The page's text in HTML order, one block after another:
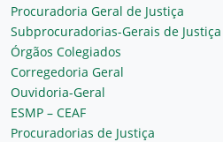
Procuradoria Geral de Justiça
Subprocuradorias-Gerais de Justiça
Órgãos Colegiados
Corregedoria Geral
Ouvidoria-Geral
ESMP – CEAF
Procuradorias de Justiça